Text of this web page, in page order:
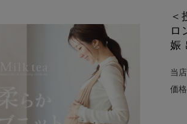
＜
ロ
娠
当
価